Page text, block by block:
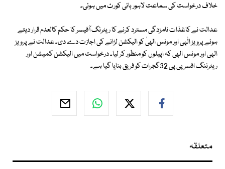
خلاف درخواست کی سماعت لاہور ہائی کورٹ میں ہوئی۔
عدالت نے کاغذات نامزدگی مسترد کرنے کا ریٹرنگ آفیسر کا حکم کالعدم قرار دیتے
ہوئے پرویز الٰہی اور مونس الہیٰ کو الیکشن لڑانے کی اجازت دے دی۔ عدالت نے پرویز
الہی اور مونس الہی کہ اپیلوں کو منظور کر لیا۔ درخواست میں الیکشن کمیشن اور
ریٹرننگ افسر پی پی 32گجرات کو فریق بنایا گیا ہے۔
متعلقہ